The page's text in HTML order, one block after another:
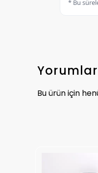
* Bu
Yorumlar
Bu ürün için